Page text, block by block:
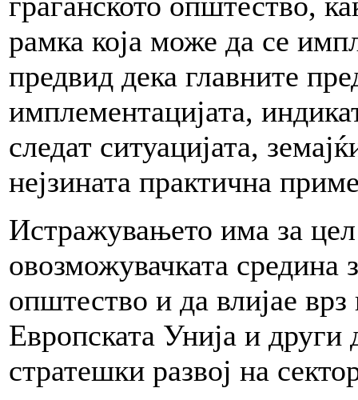
рамка која може да се
предвид дека главните
имплементацијата,
следат ситуацијата,
нејзината практична
Истражувањето има за цел
овозможувачката средина
општество и да влијае
Европската Унија и
стратешки развој на